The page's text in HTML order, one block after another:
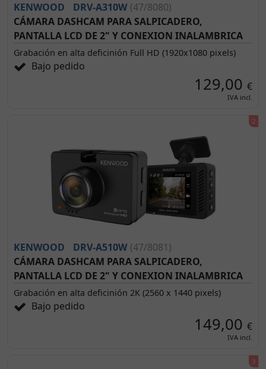
KENWOOD DRV-A310W (47/8080)
CÁMARA DASHCAM PARA SALPICADERO,
PANTALLA LCD DE 2" Y CONEXION INALAMBRICA
Grabación en alta deficinión Full HD (1920x1080 pixels)
Bajo pedido
129,00 €
IVA incl.
KENWOOD DRV-A510W (47/8081)
CÁMARA DASHCAM PARA SALPICADERO,
PANTALLA LCD DE 2" Y CONEXION INALAMBRICA
Grabación en alta deficinión 2K (2560 x 1440 pixels)
Bajo pedido
149,00 €
IVA incl.